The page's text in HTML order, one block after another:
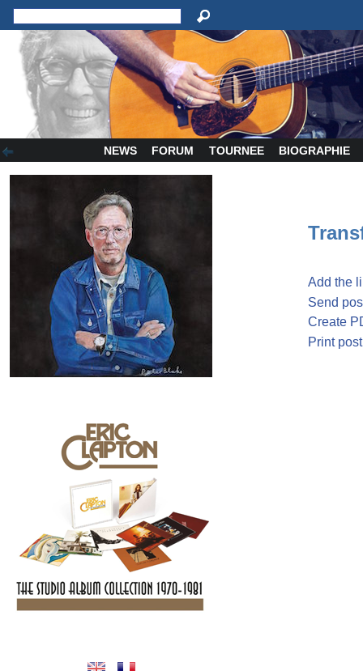
NEWS FORUM TOURNEE BIOGRAPHIE
Add the
Send
Create
Print post